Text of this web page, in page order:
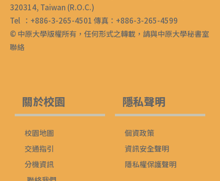
320314, Taiwan (R.O.C.)
Tel ：+886-3-265-4501 傳真：+886-3-265-4599
© 中原大學版權所有，任何形式之轉載，請與中原大學秘書室
聯絡
關於校園
校園地圖
交通指引
分機資訊
隱私聲明
個資政策
資訊安全聲明
隱私權保護聲明